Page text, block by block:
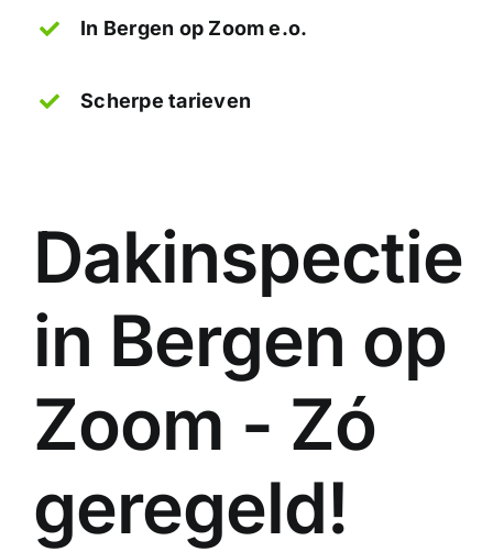
In Bergen op Zoom e.o.
Scherpe tarieven
Dakinspectie
in Bergen op
Zoom - Zó
geregeld!